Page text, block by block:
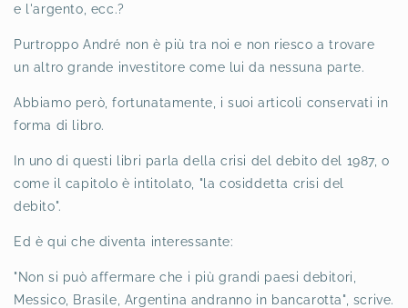
e l'argento, ecc.?
Purtroppo André non è più tra noi e non riesco a trovare
un altro grande investitore come lui da nessuna parte.
Abbiamo però, fortunatamente, i suoi articoli conservati in
forma di libro.
In uno di questi libri parla della crisi del debito del 1987, o
come il capitolo è intitolato, "la cosiddetta crisi del
debito".
Ed è qui che diventa interessante:
"Non si può affermare che i più grandi paesi debitori,
Messico, Brasile, Argentina andranno in bancarotta", scrive.